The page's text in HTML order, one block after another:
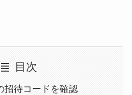
目次
招待コードを確認